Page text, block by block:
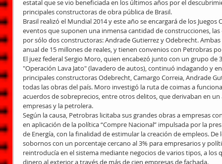
estatal que se vio beneficiada en los últimos años por el
principales constructoras de obra pública de Brasil.
Brasil realizó el Mundial 2014 y este año se encargará de los Juegos
eventos que suponen una inmensa cantidad de construcciones,
por sólo dos constructoras: Andrade Gutierrez y Odebrecht.
anual de 15 millones de reales, y tienen convenios con Petrobras
El juez federal Sergio Moro, quien encabezó junto con un grupo de
"Operación Lava Jato" (lavadero de autos), continuó indagando y
principales constructoras Odebrecht, Camargo Correia, Andrade
todas las obras del país. Moro investigó la ruta de coimas a
acuerdos de sobreprecios, entre otros delitos, que derivaban en
empresas y la petrolera.
Según la causa, Petrobras licitaba sus grandes obras a empresas
en aplicación de la política “Compre Nacional” impulsada por la
de Energía, con la finalidad de estimular la creación de empleos.
sobornos con un porcentaje cercano al 3% para empresarios y
reintroducía en el sistema mediante negocios de varios tipos, a los
dinero al exterior a través de más de cien empresas de fachada.